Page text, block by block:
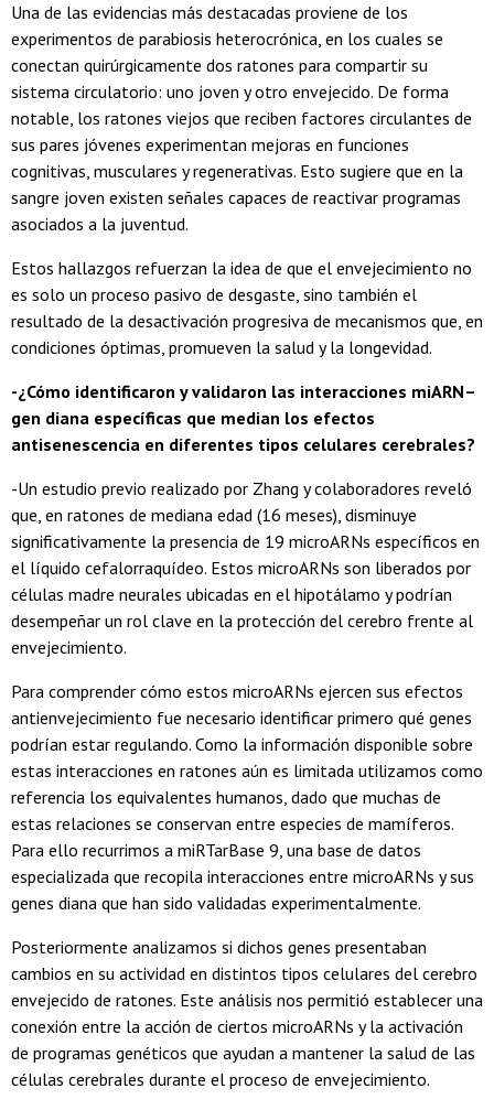
Una de las evidencias más destacadas proviene de los
experimentos de parabiosis heterocrónica, en los cuales se
conectan quirúrgicamente dos ratones para compartir su
sistema circulatorio: uno joven y otro envejecido. De forma
notable, los ratones viejos que reciben factores circulantes de
sus pares jóvenes experimentan mejoras en funciones
cognitivas, musculares y regenerativas. Esto sugiere que en la
sangre joven existen señales capaces de reactivar programas
asociados a la juventud.
Estos hallazgos refuerzan la idea de que el envejecimiento no
es solo un proceso pasivo de desgaste, sino también el
resultado de la desactivación progresiva de mecanismos que, en
condiciones óptimas, promueven la salud y la longevidad.
-¿Cómo identificaron y validaron las interacciones miARN–
gen diana específicas que median los efectos
antisenescencia en diferentes tipos celulares cerebrales?
-Un estudio previo realizado por Zhang y colaboradores reveló
que, en ratones de mediana edad (16 meses), disminuye
significativamente la presencia de 19 microARNs específicos en
el líquido cefalorraquídeo. Estos microARNs son liberados por
células madre neurales ubicadas en el hipotálamo y podrían
desempeñar un rol clave en la protección del cerebro frente al
envejecimiento.
Para comprender cómo estos microARNs ejercen sus efectos
antienvejecimiento fue necesario identificar primero qué genes
podrían estar regulando. Como la información disponible sobre
estas interacciones en ratones aún es limitada utilizamos como
referencia los equivalentes humanos, dado que muchas de
estas relaciones se conservan entre especies de mamíferos.
Para ello recurrimos a miRTarBase 9, una base de datos
especializada que recopila interacciones entre microARNs y sus
genes diana que han sido validadas experimentalmente.
Posteriormente analizamos si dichos genes presentaban
cambios en su actividad en distintos tipos celulares del cerebro
envejecido de ratones. Este análisis nos permitió establecer una
conexión entre la acción de ciertos microARNs y la activación
de programas genéticos que ayudan a mantener la salud de las
células cerebrales durante el proceso de envejecimiento.